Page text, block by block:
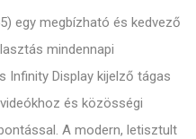
egy megbízható és kedvező
mindennapi
Infinity Display kijelző tágas
és közösségi
A modern, letisztult